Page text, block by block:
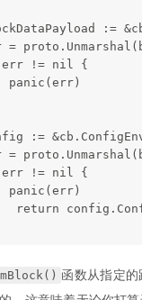
:=
=
!= nil {
panic(err)
:=
=
!= nil {
panic(err)
return
函数从指定